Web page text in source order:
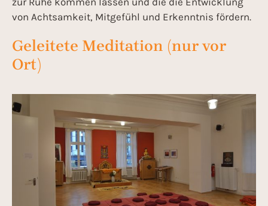
von Achtsamkeit, Mitgefühl und Erkenntnis fördern.
Geleitete Meditation (nur vor
Ort)